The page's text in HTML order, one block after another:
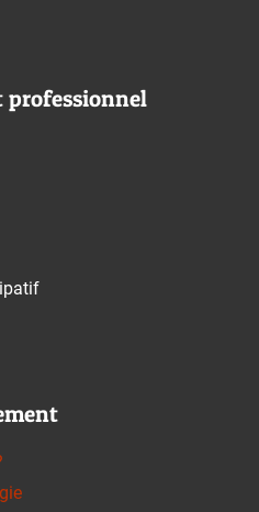
professionnel